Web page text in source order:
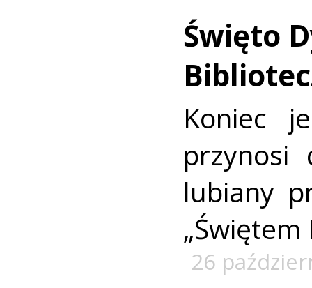
Święto
Koniec
przynosi
lubiany
„Świętem
26